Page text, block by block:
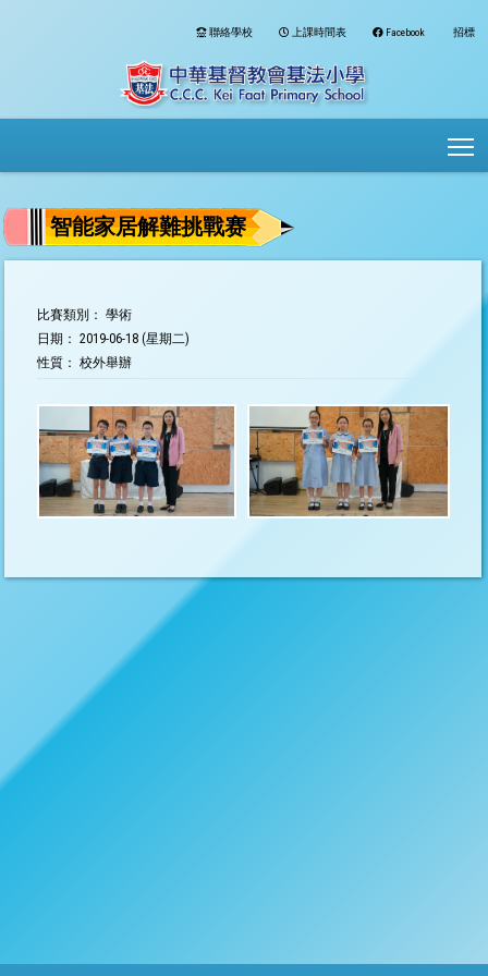
聯絡學校 上課時間表 Facebook 招標
智能家居解難挑戰赛
比賽類別： 學術
日期： 2019-06-18 (星期二)
性質： 校外舉辦